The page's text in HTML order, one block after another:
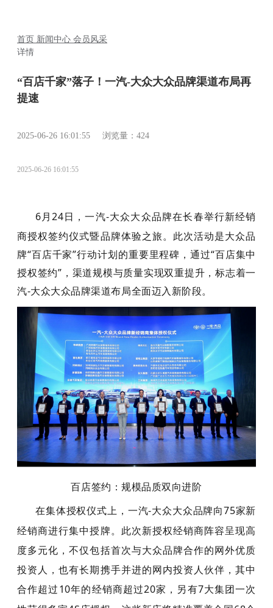
首页 新闻中心 会员风采
详情
“百店千家”落子！一汽-大众大众品牌渠道布局再
提速
2025-06-26 16:01:55 浏览量：424
2025-06-26 16:01:55
6月24日，一汽-大众大众品牌在长春举行新经销
商授权签约仪式暨品牌体验之旅。此次活动是大众品
牌“百店千家”行动计划的重要里程碑，通过“百店集中
授权签约”，渠道规模与质量实现双重提升，标志着一
汽-大众大众品牌渠道布局全面迈入新阶段。
百店签约：规模品质双向进阶
在集体授权仪式上，一汽-大众大众品牌向75家新
经销商进行集中授牌。此次新授权经销商阵容呈现高
度多元化，不仅包括首次与大众品牌合作的网外优质
投资人，也有长期携手并进的网内投资人伙伴，其中
合作超过10年的经销商超过20家，另有7大集团一次